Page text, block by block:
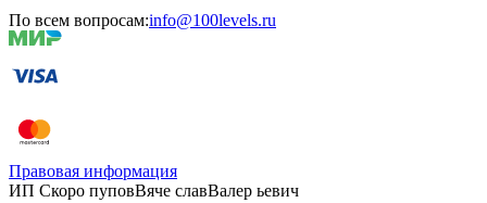
По всем вопросам:info@100levels.ru
Правовая информация
ИП Скоро пуповВяче славВалер ьевич